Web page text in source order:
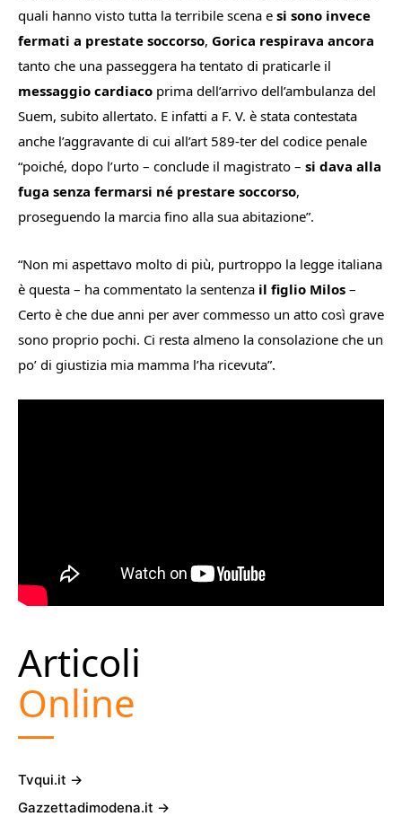
quali hanno visto tutta la terribile scena e si sono invece
fermati a prestate soccorso, Gorica respirava ancora
tanto che una passeggera ha tentato di praticarle il
messaggio cardiaco prima dell’arrivo dell’ambulanza del
Suem, subito allertato. E infatti a F. V. è stata contestata
anche l’aggravante di cui all’art 589-ter del codice penale
“poiché, dopo l’urto – conclude il magistrato – si dava alla
fuga senza fermarsi né prestare soccorso,
proseguendo la marcia fino alla sua abitazione”.
“Non mi aspettavo molto di più, purtroppo la legge italiana
è questa – ha commentato la sentenza il figlio Milos –
Certo è che due anni per aver commesso un atto così grave
sono proprio pochi. Ci resta almeno la consolazione che un
po’ di giustizia mia mamma l’ha ricevuta”.
Articoli
Online
Tvqui.it →
Gazzettadimodena.it →